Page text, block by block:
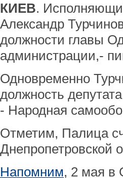
КИЕВ.
Александр
должности главы
администрации,-
Одновременно
должность
- Народная
Отметим, Палица
Днепропетровской
Напомним, 2 мая в